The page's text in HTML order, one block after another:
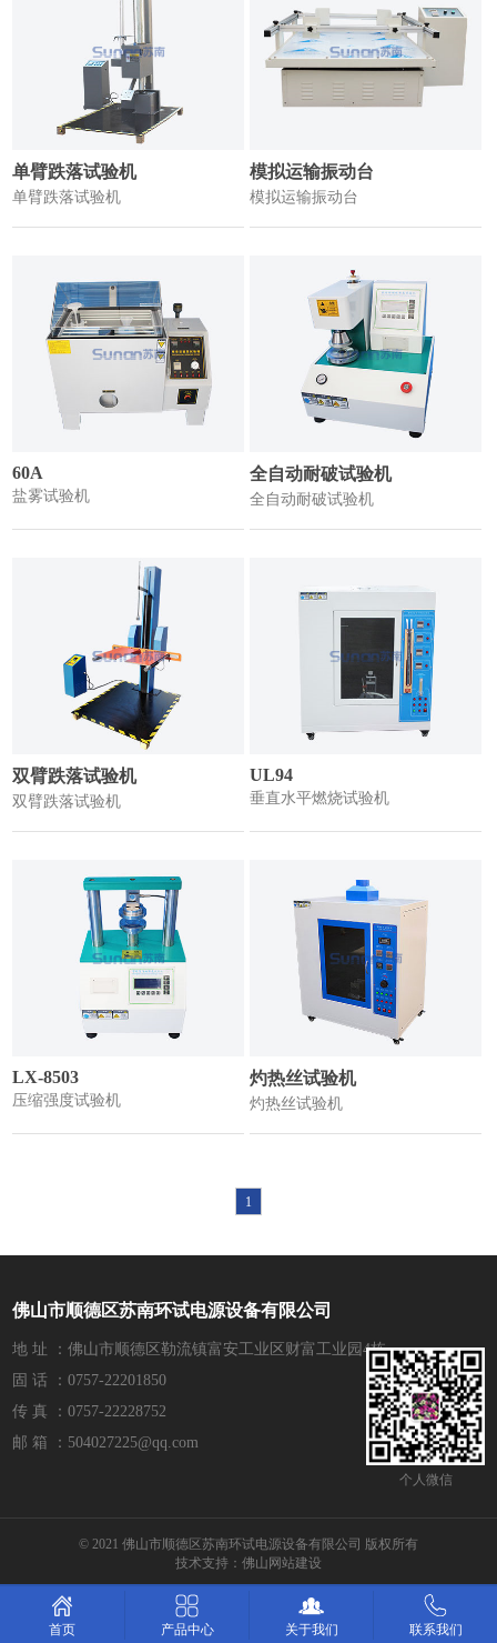
单臂跌落试验机
单臂跌落试验机
模拟运输振动台
模拟运输振动台
60A
盐雾试验机
全自动耐破试验机
全自动耐破试验机
双臂跌落试验机
双臂跌落试验机
UL94
垂直水平燃烧试验机
LX-8503
压缩强度试验机
灼热丝试验机
灼热丝试验机
1
佛山市顺德区苏南环试电源设备有限公司
地 址 ：佛山市顺德区勒流镇富安工业区财富工业园4栋
固 话 ：0757-22201850
传 真 ：0757-22228752
邮 箱 ：504027225@qq.com
个人微信
© 2021 佛山市顺德区苏南环试电源设备有限公司 版权所有
技术支持： 佛山网站建设
首页 产品中心 关于我们 联系我们